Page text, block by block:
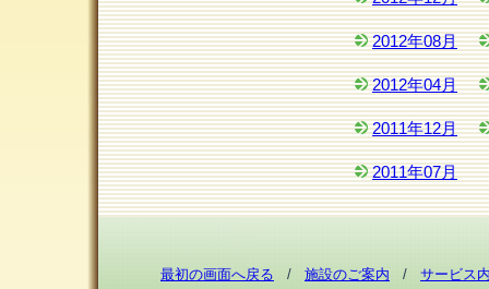
2012年08月
2012年04月
2011年12月
2011年07月
最初の画面へ戻る / 施設のご案内 / サービス